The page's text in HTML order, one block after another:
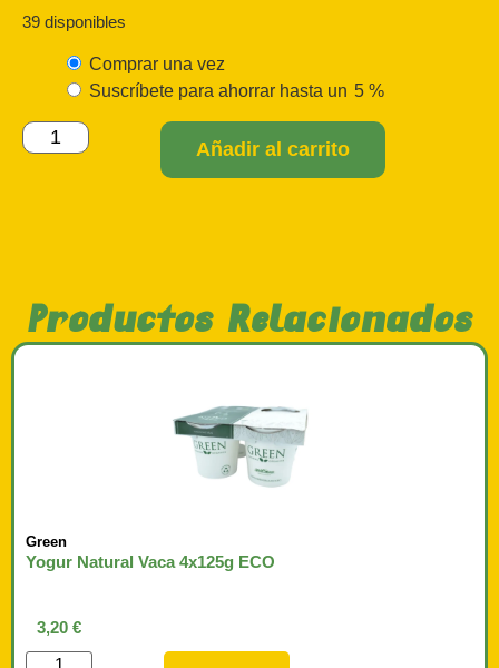
39 disponibles
Comprar una vez
Suscríbete para ahorrar hasta un 5 %
Añadir al carrito
Productos Relacionados
Green
Yogur Natural Vaca 4x125g ECO
3,20 €